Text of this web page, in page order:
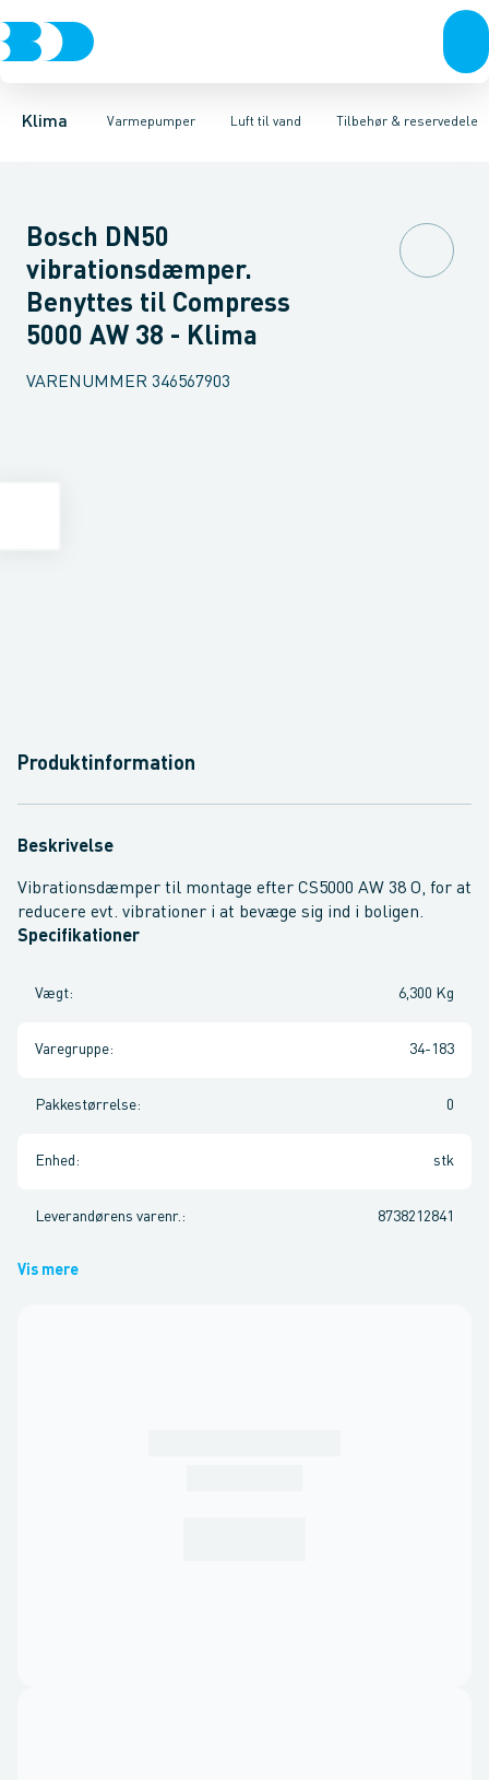
Klima Varmepumper
Ventilation Varmepumper Klimaværktøj Biokedler &
Luft til vand
Luft til luft Luft til vand JordvarmeIsoleringTilbehør
Tilbehør & reservedele
Varmepumper, udedele Varmepumper, indedele
Bosch DN50
vibrationsdæmper.
Benyttes til Compress
5000 AW 38 - Klima
VARENUMMER 346567903
Produktinformation
Beskrivelse
Vibrationsdæmper til montage efter CS5000 AW 38 O, for at
reducere evt. vibrationer i at bevæge sig ind i boligen.
Specifikationer
Vægt: 6,300 Kg
Varegruppe: 34-183
Pakkestørrelse: 0
Enhed : stk
Leverandørens varenr. : 8738212841
Vis mere